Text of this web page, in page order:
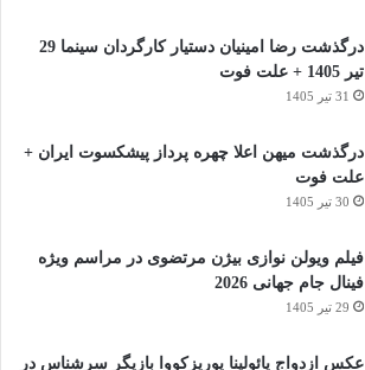
درگذشت رضا امینیان دستیار کارگردان سینما 29
تیر 1405 + علت فوت
31 تیر 1405
درگذشت میهن اعلا چهره پرداز پیشکسوت ایران +
علت فوت
30 تیر 1405
فیلم ویولن نوازی بیژن مرتضوی در مراسم ویژه
فینال جام جهانی 2026
29 تیر 1405
عکس ازدواج پائولینا پوریزکووا بازیگر سرشناس در